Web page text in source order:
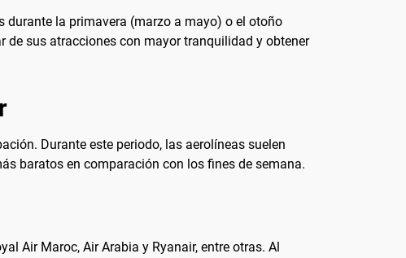
durante la primavera (marzo a mayo) o el otoño
de sus atracciones con mayor tranquilidad y obtener
Durante este periodo, las aerolíneas suelen
baratos en comparación con los fines de semana.
Air Maroc, Air Arabia y Ryanair, entre otras. Al